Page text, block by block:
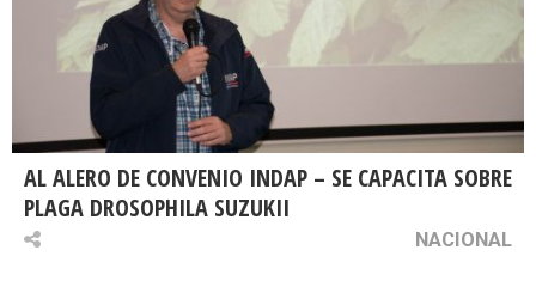
AL ALERO DE CONVENIO INDAP – SE CAPACITA SOBRE
PLAGA DROSOPHILA SUZUKII
NACIONAL